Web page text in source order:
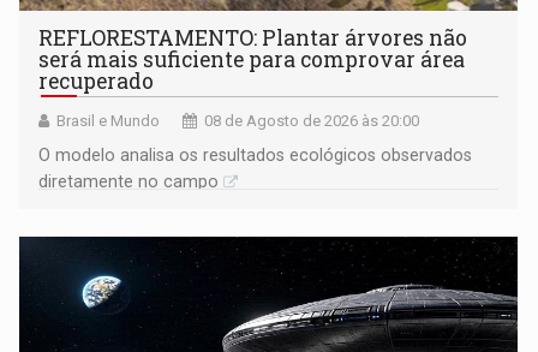
REFLORESTAMENTO: Plantar árvores não
será mais suficiente para comprovar área
recuperado
Brasil e Mundo 08 de Agosto de 2026 às 20:00
O modelo analisa os resultados ecológicos observados
diretamente no campo